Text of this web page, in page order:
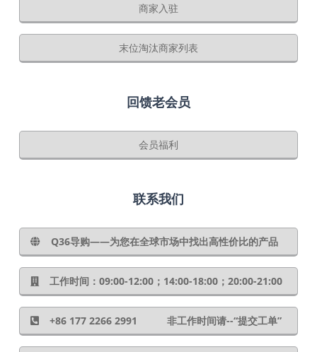
商家入驻
末位淘汰商家列表
回馈老会员
会员福利
联系我们
Q36导购——为您在全球市场中找出高性价比的产品
工作时间：09:00-12:00；14:00-18:00；20:00-21:00
+86 177 2266 2991 非工作时间请--“提交工单”